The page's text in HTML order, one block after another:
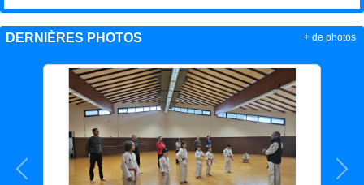
DERNIÈRES PHOTOS
Précedent
+ de photos